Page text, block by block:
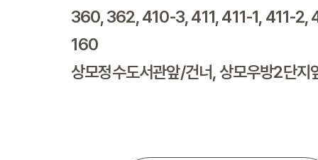
360, 362, 410-3, 411, 411-1, 411-2,
160
상모정수도서관앞/건너, 상모우방2단지